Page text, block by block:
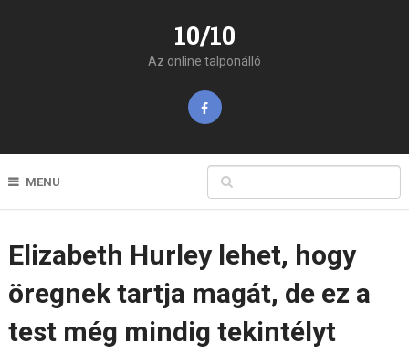
10/10
Az online talponálló
MENU
Elizabeth Hurley lehet, hogy
öregnek tartja magát, de ez a
test még mindig tekintélyt